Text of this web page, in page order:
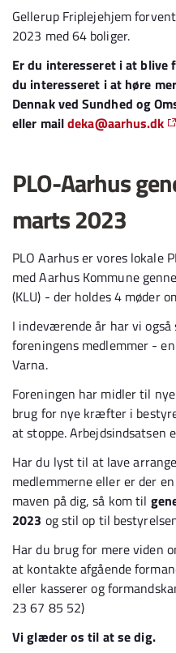
Gellerup Friplejehjem
2023 med 64 boliger.
Er du interesseret i at
du interesseret i at høre
Dennak ved Sundhed og
eller maildeka@aarhus.dk
PLO-Aarhus
marts 2023
PLO Aarhus er vores lokale
med Aarhus Kommune
(KLU) - der holdes 4 møder
I indeværende år har vi
foreningens medlemmer -
Varna.
Foreningen har midler til
brug for nye kræfter i
at stoppe. Arbejdsindsatsen
Har du lyst til at lave
medlemmerne eller er der
maven på dig, så kom til
2023 og stil op til
Har du brug for mere viden
at kontakte afgående
eller kasserer og
23 67 85 52)
Vi glæder os til at se dig.